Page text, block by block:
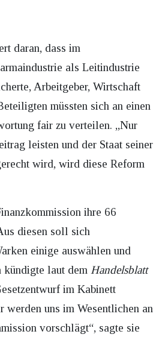
daran, dass im
als Leitindustrie
Arbeitgeber, Wirtschaft
müssten sich an einen
fair zu verteilen. „Nur
leisten und der Staat seiner
wird, wird diese Reform
ihre 66
diesen soll sich
einige auswählen und
kündigte laut dem Handelsblatt
im Kabinett
uns im Wesentlichen an
vorschlägt“, sagte sie